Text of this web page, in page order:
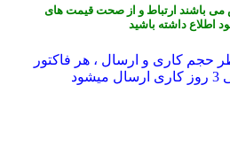
می باشند ارتباط و از صحت قیمت های
اطلاع داشته باشید
حجم کاری و ارسال ، هر فاکتور